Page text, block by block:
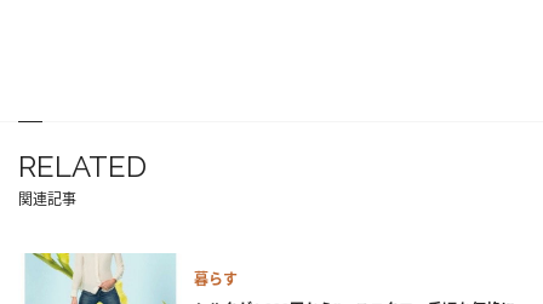
RELATED
関連記事
暮らす